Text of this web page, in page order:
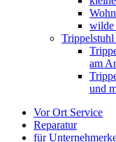
wilde
am
und
Vor Ort Service
Reparatur
für Unternehmer